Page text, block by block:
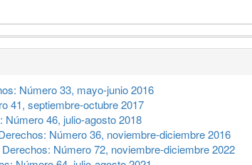
Número 33, mayo-junio 2016
41, septiembre-octubre 2017
46, julio-agosto 2018
Número 36, noviembre-diciembre 2016
Número 72, noviembre-diciembre 2022